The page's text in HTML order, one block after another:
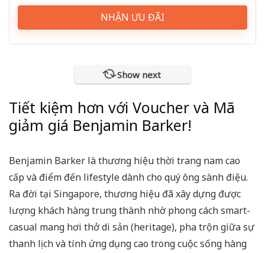
NHẬN ƯU ĐÃI
Show next
Tiết kiệm hơn với Voucher và Mã
giảm giá Benjamin Barker!
Benjamin Barker là thương hiệu thời trang nam cao
cấp và điểm đến lifestyle dành cho quý ông sành điệu.
Ra đời tại Singapore, thương hiệu đã xây dựng được
lượng khách hàng trung thành nhờ phong cách smart-
casual mang hơi thở di sản (heritage), pha trộn giữa sự
thanh lịch và tính ứng dụng cao trong cuộc sống hàng